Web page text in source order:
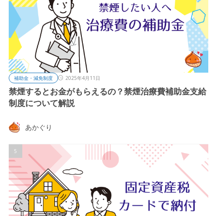
補助金・減免制度 2025年4月11日
禁煙するとお金がもらえるの？禁煙治療費補助金支給
制度について解説
あかぐり